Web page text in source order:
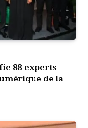
88 experts
de la